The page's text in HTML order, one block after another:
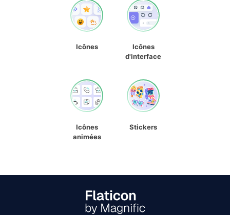
Icônes
Icônes
d'interface
Icônes
animées
Stickers